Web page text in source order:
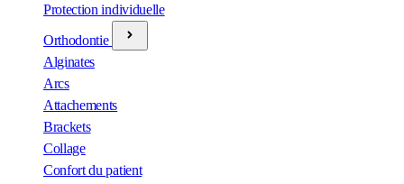
Protection individuelle
Orthodontie
Alginates
Arcs
Attachements
Brackets
Collage
Confort du patient